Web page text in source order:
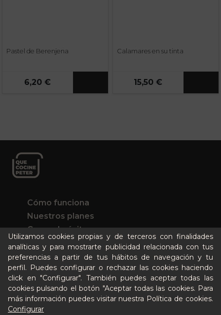
Pastel de Berenjena
6,20 €
Calamares en su tinta
15,50 €
Utilizamos cookies propias y de terceros con finalidades
analíticas y para mostrarte publicidad relacionada con tus
preferencias a partir de tus hábitos de navegación y tu
perfil. Puedes configurar o rechazar las cookies haciendo
click en "Configurar". También puedes aceptar todas las
cookies pulsando el botón "Aceptar todas las cookies. Para
más información puedes visitar nuestra Política de cookies.
Configurar
Cómo funciona
Nuestros planes
Casos de éxito
Soy un particular
Quién es Peter
Recursos / Blog
Cultura
Llámanos al 644 52 51 02